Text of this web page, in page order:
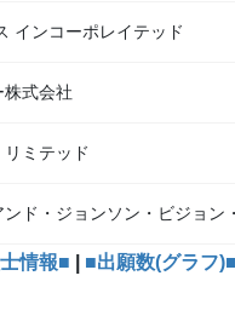
インコーポレイテッド
式会社
ミテッド
ド・ジョンソン・ビジョン
情報■ ■出願数(グラフ)■